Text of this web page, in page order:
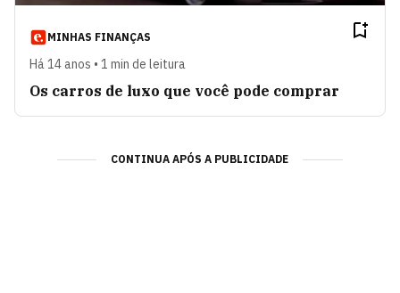
MINHAS FINANÇAS
Há 14 anos • 1 min de leitura
Os carros de luxo que você pode comprar
CONTINUA APÓS A PUBLICIDADE